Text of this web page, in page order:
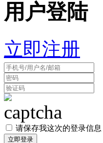
用户登陆
立即注册
请保存我这次的登录信息